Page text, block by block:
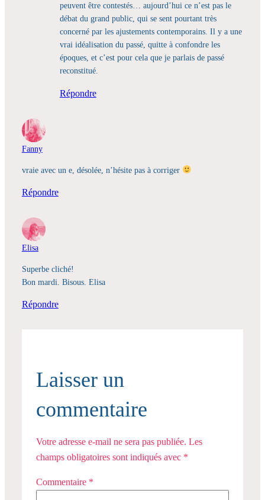
peuvent être contestés… aujourd’hui ce n’est pas le
débat du grand public, qui se sent pourtant très
concerné par les ajustements contemporains. Il y a une
vrai idéalisation du passé, quitte à confondre les
époques, et c’est pour cela que je parlais de passé
reconstitué.
Répondre
Fanny
vraie avec un e, désolée, n’hésite pas à corriger
Répondre
Elisa
Superbe cliché!
Bon mardi. Bisous. Elisa
Répondre
Laisser un
commentaire
Votre adresse e-mail ne sera pas publiée. Les
champs obligatoires sont indiqués avec *
Commentaire *